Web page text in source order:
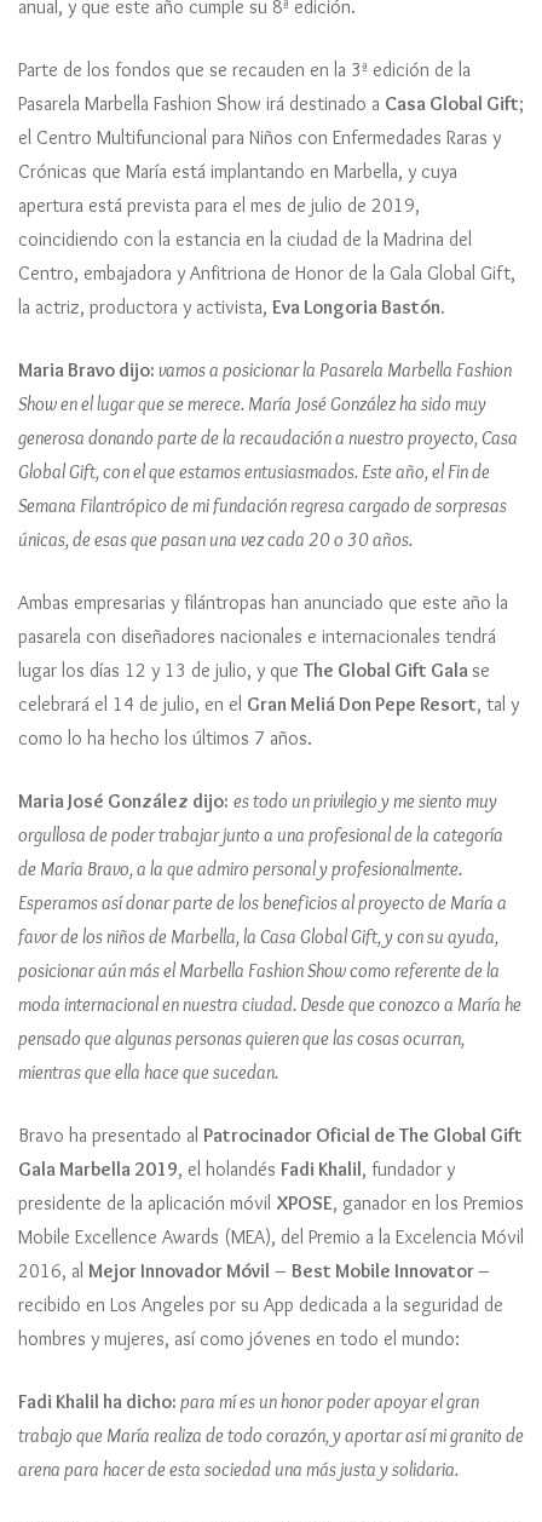
anual, y que este año cumple su 8ª edición.
Parte de los fondos que se recauden en la 3ª edición de la
Pasarela Marbella Fashion Show irá destinado a Casa Global Gift;
el Centro Multifuncional para Niños con Enfermedades Raras y
Crónicas que María está implantando en Marbella, y cuya
apertura está prevista para el mes de julio de 2019,
coincidiendo con la estancia en la ciudad de la Madrina del
Centro, embajadora y Anfitriona de Honor de la Gala Global Gift,
la actriz, productora y activista, Eva Longoria Bastón.
Maria Bravo dijo: vamos a posicionar la Pasarela Marbella Fashion
Show en el lugar que se merece. María José González ha sido muy
generosa donando parte de la recaudación a nuestro proyecto, Casa
Global Gift, con el que estamos entusiasmados. Este año, el Fin de
Semana Filantrópico de mi fundación regresa cargado de sorpresas
únicas, de esas que pasan una vez cada 20 o 30 años.
Ambas empresarias y filántropas han anunciado que este año la
pasarela con diseñadores nacionales e internacionales tendrá
lugar los días 12 y 13 de julio, y que The Global Gift Gala se
celebrará el 14 de julio, en el Gran Meliá Don Pepe Resort, tal y
como lo ha hecho los últimos 7 años.
Maria José González dijo: es todo un privilegio y me siento muy
orgullosa de poder trabajar junto a una profesional de la categoría
de María Bravo, a la que admiro personal y profesionalmente.
Esperamos así donar parte de los beneficios al proyecto de María a
favor de los niños de Marbella, la Casa Global Gift, y con su ayuda,
posicionar aún más el Marbella Fashion Show como referente de la
moda internacional en nuestra ciudad. Desde que conozco a María he
pensado que algunas personas quieren que las cosas ocurran,
mientras que ella hace que sucedan.
Bravo ha presentado al Patrocinador Oficial de The Global Gift
Gala Marbella 2019, el holandés Fadi Khalil, fundador y
presidente de la aplicación móvil XPOSE, ganador en los Premios
Mobile Excellence Awards (MEA), del Premio a la Excelencia Móvil
2016, al Mejor Innovador Móvil – Best Mobile Innovator–
recibido en Los Angeles por su App dedicada a la seguridad de
hombres y mujeres, así como jóvenes en todo el mundo:
Fadi Khalil ha dicho: para mí es un honor poder apoyar el gran
trabajo que María realiza de todo corazón, y aportar así mi granito de
arena para hacer de esta sociedad una más justa y solidaria.